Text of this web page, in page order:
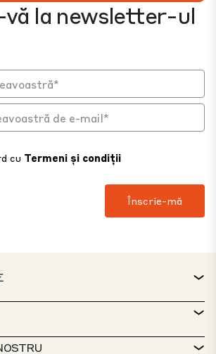
la newsletter-ul
cu Termeni și condiții